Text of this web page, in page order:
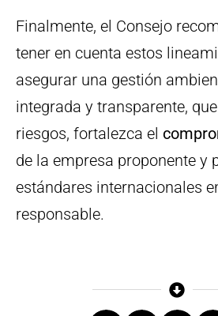
Finalmente, el Consejo
tener en cuenta estos
asegurar una gestión
integrada y transparente,
riesgos, fortalezca el
de la empresa proponente y
estándares internacionales
responsable.